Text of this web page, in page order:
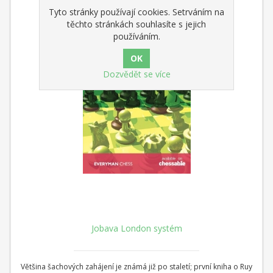
Jobava London systém
Většina šachových zahájení je známá již po staletí; první kniha o Ruy
Tyto stránky používají cookies. Setrváním na
těchto stránkách souhlasíte s jejich
používáním.
Dozvědět se více